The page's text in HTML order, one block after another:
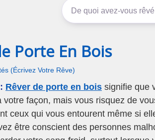
Porte En Bois
(Écrivez Votre Rêve)
Rêver de porte en bois signifie que
votre façon, mais vous risquez de
ceux qui vous entourent même si
être conscient des personnes